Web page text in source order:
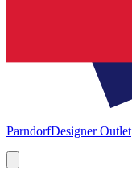
ParndorfDesigner Outlet